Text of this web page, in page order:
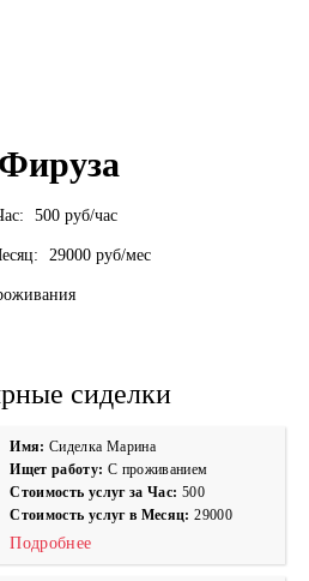
500 руб/час
29000 руб/мес
сиделки
Имя: Сиделка Марина
Ищет работу: С проживанием
Стоимость услуг за Час: 500
Стоимость услуг в Месяц:29000
Подробнее